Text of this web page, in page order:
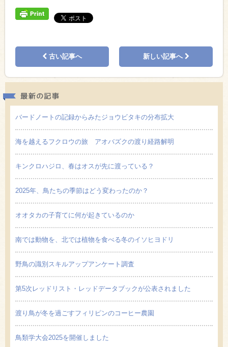
古い記事へ 新しい記事へ
バードノートの記録からみたジョウビタキの分布拡大
海を越えるフクロウの旅 アオバズクの渡り経路解明
キンクロハジロ、春はオスが先に渡っている？
2025年、鳥たちの季節はどう変わったのか？
オオタカの子育てに何が起きているのか
南では動物を、北では植物を食べる冬のイソヒヨドリ
野鳥の識別スキルアップアンケート調査
第5次レッドリスト・レッドデータブックが公表されました
渡り鳥が冬を過ごすフィリピンのコーヒー農園
鳥類学大会2025を開催しました